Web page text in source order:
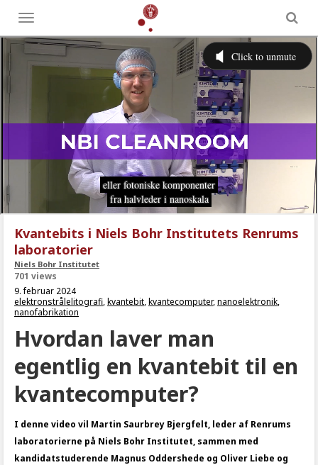
Toggle
menu
Kvantebits i Niels Bohr Institutets Renrums
laboratorier
Niels Bohr Institutet
701 views
9. februar 2024
elektronstrålelitografi,kvantebit,kvantecomputer,nanoelektronik,
nanofabrikation
Hvordan laver man
egentlig en kvantebit til en
kvantecomputer?
I denne video vil Martin Saurbrey Bjergfelt, leder af Renrums
laboratorierne på Niels Bohr Institutet, sammen med
kandidatstuderende Magnus Oddershede og Oliver Liebe og